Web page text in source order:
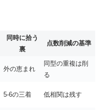
同時に拾う
裏
点数削減の基準
外の恵まれ
同型の重複は削
る
5-6の三着 低相関は残す